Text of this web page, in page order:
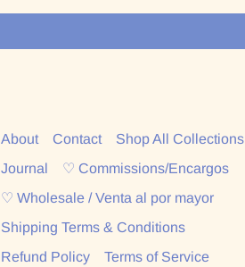
About Contact
Shop All Collections
Journal
♡ Commissions/Encargos
♡ Wholesale / Venta al por mayor
Shipping Terms & Conditions
Refund Policy
Terms of Service